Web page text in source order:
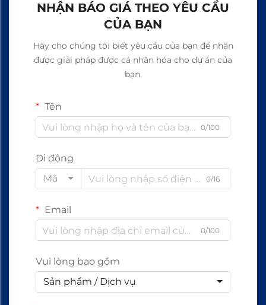
NHẬN BÁO GIÁ THEO YÊU CẦU
CỦA BẠN
Hãy cho chúng tôi biết yêu cầu của bạn để nhận
được giải pháp được cá nhân hóa cho dự án của
bạn.
Tên
0/100
Di động
Mã
0/16
Email
0/100
Vui lòng bao gồm
Sản phẩm / Dịch vụ